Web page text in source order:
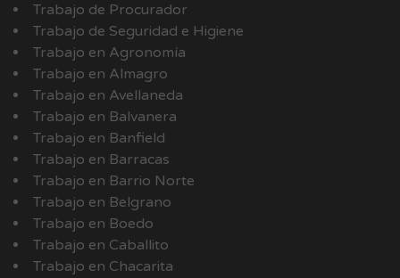
Trabajo de Procurador
Trabajo de Seguridad e Higiene
Trabajo en Agronomía
Trabajo en Almagro
Trabajo en Avellaneda
Trabajo en Balvanera
Trabajo en Banfield
Trabajo en Barracas
Trabajo en Barrio Norte
Trabajo en Belgrano
Trabajo en Boedo
Trabajo en Caballito
Trabajo en Chacarita